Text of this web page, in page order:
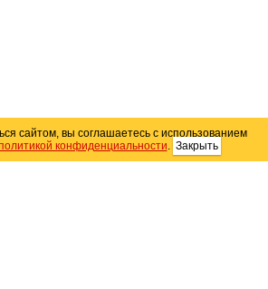
сайтом, вы соглашаетесь с использованием
конфиденциальности. Закрыть